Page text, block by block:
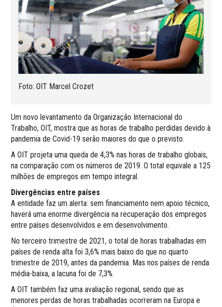
Foto: OIT Marcel Crozet
Um novo levantamento da Organização Internacional do
Trabalho, OIT, mostra que as horas de trabalho perdidas devido à
pandemia de Covid-19 serão maiores do que o previsto.
A OIT projeta uma queda de 4,3% nas horas de trabalho globais,
na comparação com os números de 2019. O total equivale a 125
milhões de empregos em tempo integral.
Divergências entre países
A entidade faz um alerta: sem financiamento nem apoio técnico,
haverá uma enorme divergência na recuperação dos empregos
entre países desenvolvidos e em desenvolvimento.
No terceiro trimestre de 2021, o total de horas trabalhadas em
países de renda alta foi 3,6% mais baixo do que no quarto
trimestre de 2019, antes da pandemia. Mas nos países de renda
média-baixa, a lacuna foi de 7,3%.
A OIT também faz uma avaliação regional, sendo que as
menores perdas de horas trabalhadas ocorreram na Europa e